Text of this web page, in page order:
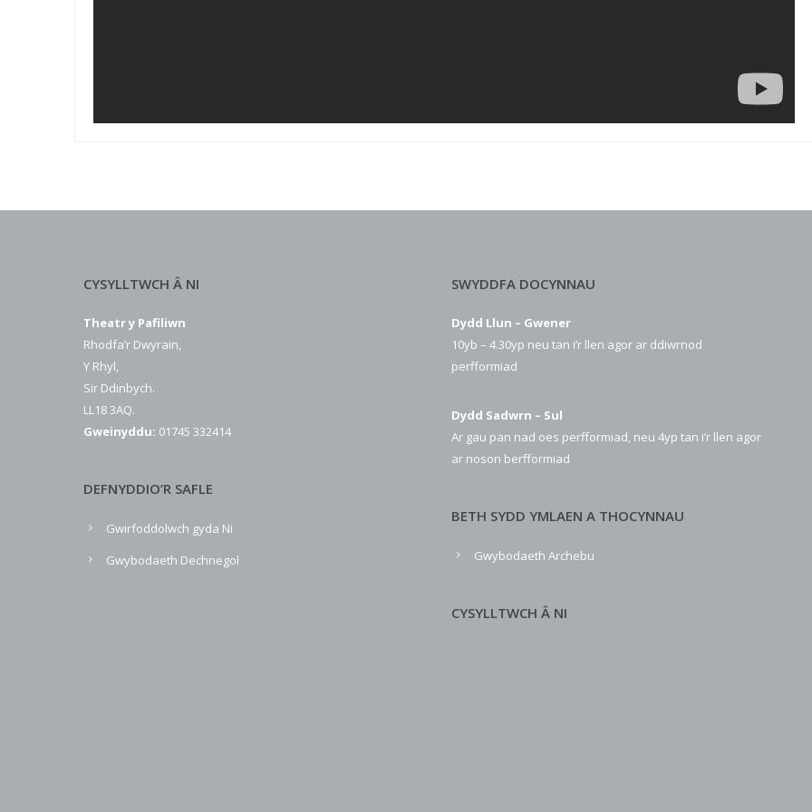
CYSYLLTWCH Â NI
Theatr y Pafiliwn
Rhodfa’r Dwyrain,
Y Rhyl,
Sir Ddinbych.
LL18 3AQ.
Gweinyddu: 01745 332414
DEFNYDDIO’R SAFLE
Gwirfoddolwch gyda Ni
Gwybodaeth Dechnegol
SWYDDFA DOCYNNAU
Dydd Llun – Gwener
10yb – 4.30yp neu tan i’r llen agor ar ddiwrnod
perfformiad
Dydd Sadwrn – Sul
Ar gau pan nad oes perfformiad, neu 4yp tan i’r llen agor
ar noson berfformiad
BETH SYDD YMLAEN A THOCYNNAU
Gwybodaeth Archebu
CYSYLLTWCH Â NI